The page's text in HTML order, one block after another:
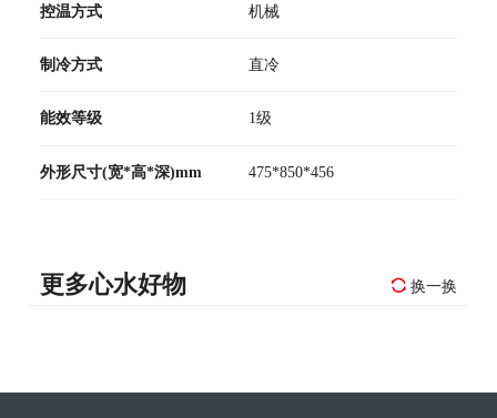
控温方式 机械
制冷方式 直冷
能效等级 1级
外形尺寸(宽*高*深)mm 475*850*456
更多心水好物 换一换